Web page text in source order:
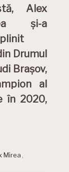
Alex
și-a
Drumul
Brașov,
al
în 2020,
Mirea